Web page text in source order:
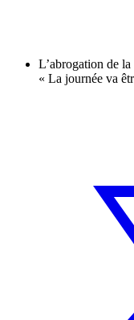
L’abrogation de
« La journée va